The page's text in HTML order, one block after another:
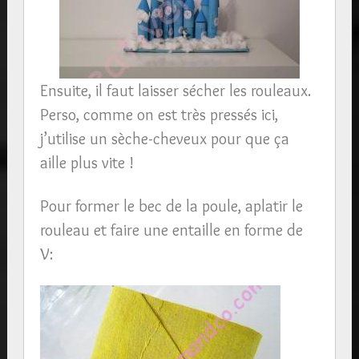
Ensuite, il faut laisser sécher les rouleaux.
Perso, comme on est très pressés ici,
j’utilise un sèche-cheveux pour que ça
aille plus vite !
Pour former le bec de la poule, aplatir le
rouleau et faire une entaille en forme de
V: